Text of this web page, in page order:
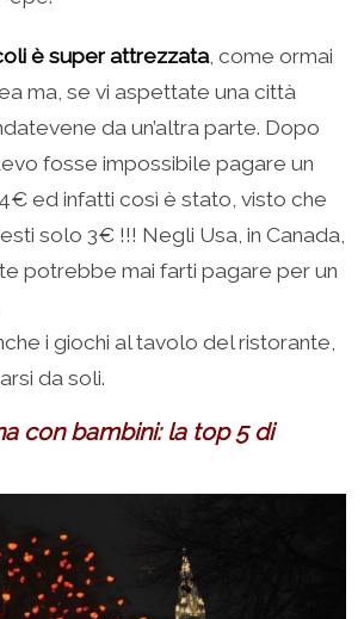
è super attrezzata, come ormai
ma, se vi aspettate una città
da un’altra parte. Dopo
fosse impossibile pagare un
ed infatti così è stato, visto che
solo 3€ !!! Negli Usa, in Canada,
potrebbe mai farti pagare per un
i giochi al tavolo del ristorante,
da soli.
con bambini: la top 5 di